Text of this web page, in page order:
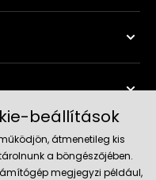
beállítások
átmenetileg kis
a böngészőjében.
megjegyzi például,